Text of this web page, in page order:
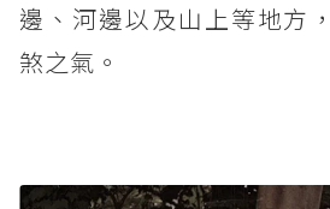
邊、河邊以及山上等地方
煞之氣。